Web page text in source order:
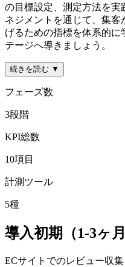
の目標設定、測定方法を実
ネジメントを通じて、集
げるための指標を体系的に
テージへ導きましょう。
続きを読む ▼
フェーズ数
3段階
KPI総数
10項目
計測ツール
5種
導入初期（1-3ヶ月
ECサイトでのレビュー収